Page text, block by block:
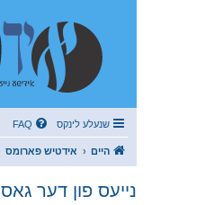
שנעלע לינקס FAQ
היים אידטיש פארומס
נייעס פון דער גאס